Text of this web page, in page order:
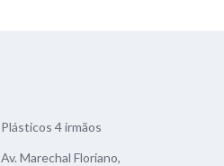
Plásticos 4 irmãos
Av. Marechal Floriano,